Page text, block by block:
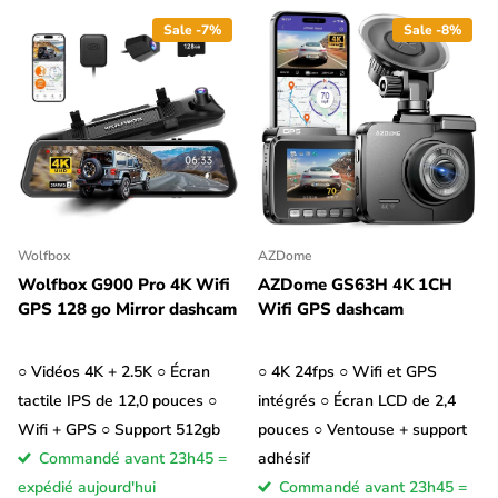
Outre les fonctions susmentionnées, nous distinguons les
dashcams avec et sans écran LCD. Une caméra embarquée avec
utile pour revoir rapidement certaines vidéos. Généralement, un
luminosité de l'écran LCD après quelques minutes de conduite
Les dashcams sans écran LCD sont un peu plus compactes et
Sale -7%
Wolfbox
Wolfbox G900 Pro 4K Wifi
GPS 128 go Mirror dashcam
○ Vidéos 4K + 2.5K ○ Écran
tactile IPS de 12,0 pouces ○
Wifi + GPS ○ Support 512gb
Commandé avant 23h45 =
expédié aujourd'hui
Sale -8%
AZDome
AZDome GS63H 4K 1CH
Wifi GPS dashcam
○ 4K 24fps ○ Wifi et GPS
intégrés ○ Écran LCD de 2,4
pouces ○ Ventouse + support
adhésif
Commandé avant 23h45 =